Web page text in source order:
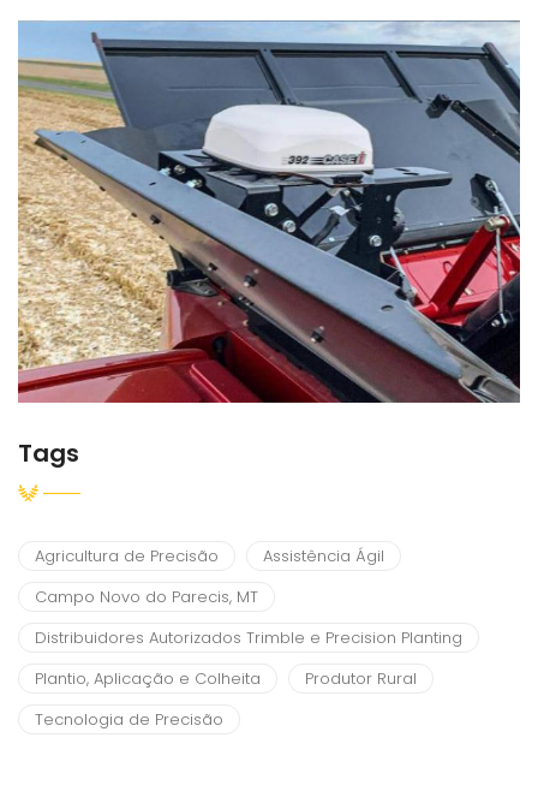
Tags
Agricultura de Precisão
Assistência Ágil
Campo Novo do Parecis, MT
Distribuidores Autorizados Trimble e Precision Planting
Plantio, Aplicação e Colheita
Produtor Rural
Tecnologia de Precisão